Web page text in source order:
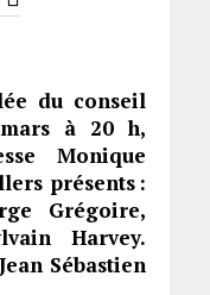
du conseil
à 20 h,
Monique
présents :
Grégoire,
Harvey.
Sébastien